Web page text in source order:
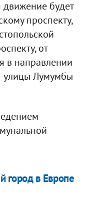
будет
проспекту,
от
в направлении
улицы Лумумбы
город в Европе